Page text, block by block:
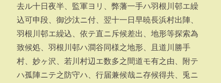
去ル十日夜半、監軍ヨリ、弊藩一手ハ羽根川邨エ繰
込可申段、御沙汰ニ付、翌十一日早暁長浜村出陣、
羽根川邨エ繰込、依テ直ニ斥候差出、地形等探索為
致候処、羽根川邨ハ澗谷同様之地形、且道川勝手
村、妙ヶ沢、若川村辺エ数多之間道モ有之由、附テ
ハ孤陣ニテ之防守ハ、行届兼候哉ニ存候得共、兎ニ